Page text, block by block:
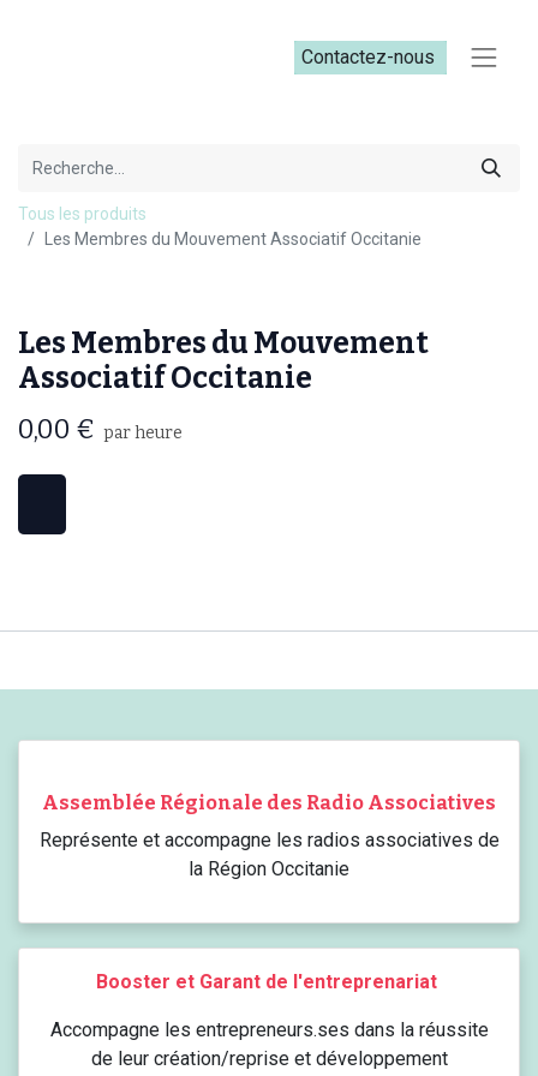
Contactez-nous​​
Tous les produits
Les Membres du Mouvement Associatif Occitanie
Les Membres du Mouvement
Associatif Occitanie
0,00 € par heure
Assemblée Régionale des Radio Associatives
Représente et accompagne les radios associatives de
la Région Occitanie
Booster et Garant de l'entreprenariat
​Accompagne les entrepreneurs.ses dans la réussite
de leur création/reprise et développement